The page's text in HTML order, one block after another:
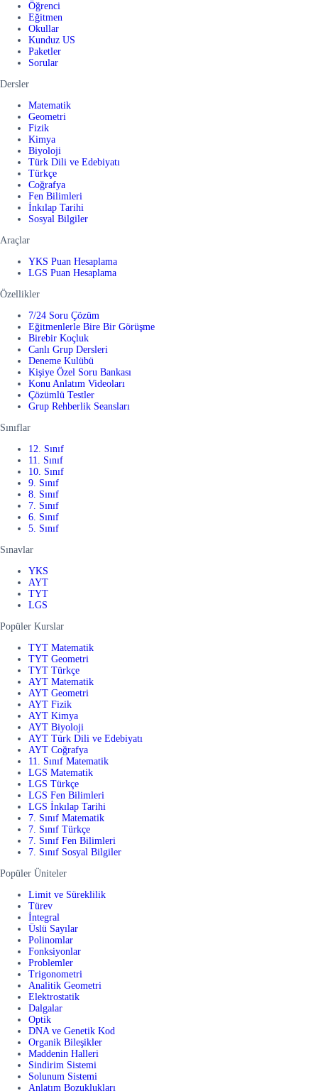
Öğrenci
Eğitmen
Okullar
Kunduz US
Paketler
Sorular
Dersler
Matematik
Geometri
Fizik
Kimya
Biyoloji
Türk Dili ve Edebiyatı
Türkçe
Coğrafya
Fen Bilimleri
İnkılap Tarihi
Sosyal Bilgiler
Araçlar
YKS Puan Hesaplama
LGS Puan Hesaplama
Özellikler
7/24 Soru Çözüm
Eğitmenlerle Bire Bir Görüşme
Birebir Koçluk
Canlı Grup Dersleri
Deneme Kulübü
Kişiye Özel Soru Bankası
Konu Anlatım Videoları
Çözümlü Testler
Grup Rehberlik Seansları
Sınıflar
12. Sınıf
11. Sınıf
10. Sınıf
9. Sınıf
8. Sınıf
7. Sınıf
6. Sınıf
5. Sınıf
Sınavlar
YKS
AYT
TYT
LGS
Popüler Kurslar
TYT Matematik
TYT Geometri
TYT Türkçe
AYT Matematik
AYT Geometri
AYT Fizik
AYT Kimya
AYT Biyoloji
AYT Türk Dili ve Edebiyatı
AYT Coğrafya
11. Sınıf Matematik
LGS Matematik
LGS Türkçe
LGS Fen Bilimleri
LGS İnkılap Tarihi
7. Sınıf Matematik
7. Sınıf Türkçe
7. Sınıf Fen Bilimleri
7. Sınıf Sosyal Bilgiler
Popüler Üniteler
Limit ve Süreklilik
Türev
İntegral
Üslü Sayılar
Polinomlar
Fonksiyonlar
Problemler
Trigonometri
Analitik Geometri
Elektrostatik
Dalgalar
Optik
DNA ve Genetik Kod
Organik Bileşikler
Maddenin Halleri
Sindirim Sistemi
Solunum Sistemi
Anlatım Bozuklukları